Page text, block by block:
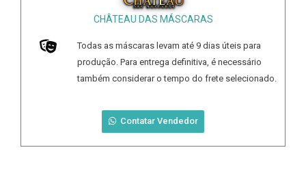
CHÂTEAU DAS MÁSCARAS
Todas as máscaras levam até 9 dias úteis para
produção. Para entrega definitiva, é necessário
também considerar o tempo do frete selecionado.
Contatar Vendedor